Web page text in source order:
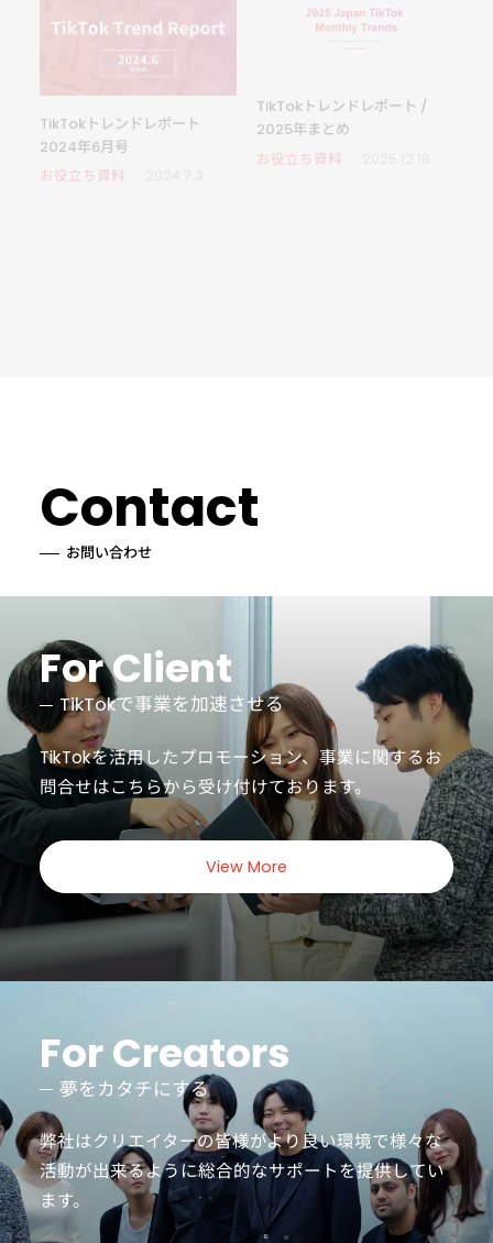
TikTokトレンドレポート
2024年6月号
お役立ち資料
TikTokトレンドレポート /
2025年まとめ
お役立ち資料
Contact
お問い合わせ
For Client
TikTokで事業を加速させる
TikTokを活用したプロモーション、事業に関するお
問合せはこちらから受け付けております。
View More
For Creators
夢をカタチにする
弊社はクリエイターの皆様がより良い環境で様々な
活動が出来るように総合的なサポートを提供してい
ます。